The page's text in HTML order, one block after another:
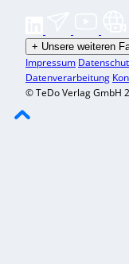
+ Unsere weiteren
Impressum
Datenverarbeitung
© TeDo Verlag GmbH